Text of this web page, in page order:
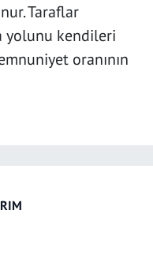
Taraflar
yolunu kendileri
oranının